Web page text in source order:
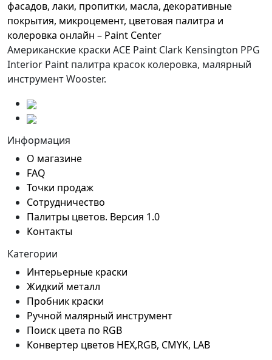
Американские краски ACE Paint Clark Kensington PPG
Interior Paint палитра красок колеровка, малярный
инструмент Wooster.
Информация
О магазине
FAQ
Точки продаж
Сотрудничество
Палитры цветов. Версия 1.0
Контакты
Категории
Интерьерные краски
Жидкий металл
Пробник краски
Ручной малярный инструмент
Поиск цвета по RGB
Конвертер цветов HEX,RGB, CMYK, LAB